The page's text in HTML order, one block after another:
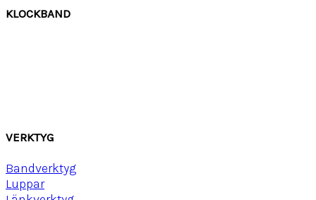
KLOCKBAND
VERKTYG
Bandverktyg
Luppar